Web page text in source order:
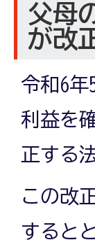
父母
が改
令和6年
利益を
正する
この改
すると